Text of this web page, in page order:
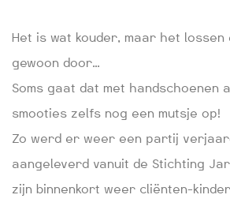
Het is wat kouder, maar het lossen
gewoon door…
Soms gaat dat met handschoenen
smooties zelfs nog een mutsje op!
Zo werd er weer een partij
aangeleverd vanuit de Stichting
zijn binnenkort weer cliënten-